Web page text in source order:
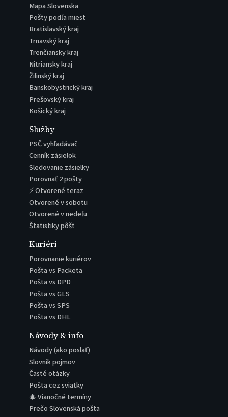
Mapa Slovenska
Pošty podľa miest
Bratislavský kraj
Trnavský kraj
Trenčiansky kraj
Nitriansky kraj
Žilinský kraj
Banskobystrický kraj
Prešovský kraj
Košický kraj
Služby
PSČ vyhľadávač
Cenník zásielok
Sledovanie zásielky
Porovnať 2 pošty
⚡ Otvorené teraz
Otvorené v sobotu
Otvorené v nedeľu
Štatistiky pôšt
Kuriéri
Porovnanie kuriérov
Pošta vs Packeta
Pošta vs DPD
Pošta vs GLS
Pošta vs SPS
Pošta vs DHL
Návody & info
Návody (ako poslať)
Slovník pojmov
Časté otázky
Pošta cez sviatky
🎄 Vianočné termíny
Prečo Slovenská pošta